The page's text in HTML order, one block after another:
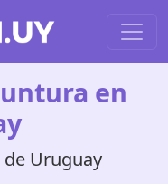
en
Uruguay